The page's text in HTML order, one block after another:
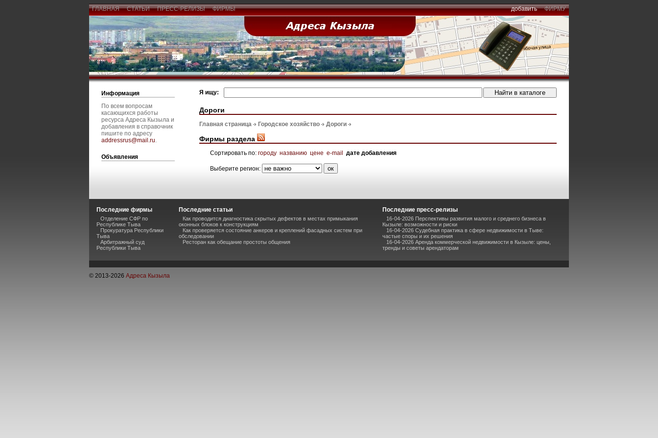
ГЛАВНАЯ СТАТЬИ ПРЕСС-РЕЛИЗЫ ФИРМЫ добавить ФИРМУ
Информация
По всем вопросам
касающихся работы
ресурса Адреса Кызыла и
добавления в справочник
пишите по адресу
addressrus@mail.ru.
Объявления
Я ищу:
Дороги
Главная страница Городское хозяйство Дороги
Фирмы раздела
Сортировать по: городу названию цене e-mail дате добавления
Выберите регион:
Последние фирмы
Отделение СФР по
Республике Тыва
Прокуратура Республики
Тыва
Арбитражный суд
Республики Тыва
Последние статьи
Как проводится диагностика скрытых дефектов в местах примыкания
оконных блоков к конструкциям
Как проверяется состояние анкеров и креплений фасадных систем при
обследовании
Ресторан как обещание простоты общения
Последние пресс-релизы
16-04-2026 Перспективы развития малого и среднего бизнеса в
Кызыле: возможности и риски
16-04-2026 Судебная практика в сфере недвижимости в Тыве:
частые споры и их решения
16-04-2026 Аренда коммерческой недвижимости в Кызыле: цены,
тренды и советы арендаторам
© 2013-2026 Адреса Кызыла